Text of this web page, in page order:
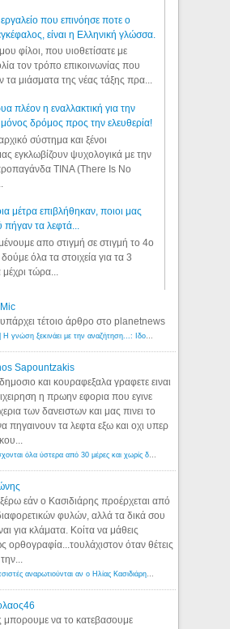
εργαλείο που επινόησε ποτε ο
είναι η Ελληνική γλώσσα.
φίλοι, που υιοθετίσατε με
τον τρόπο επικοινωνίας που
μιάσματα της νέας τάξης πρα...
πλέον η εναλλακτική για την
δρόμος προς την ελευθερία!
σύστημα και ξένοι
εγκλωβίζουν ψυχολογικά με την
TINA (There Is No
μέτρα επιβλήθηκαν, ποιοι μας
πήγαν τα λεφτά...
απο στιγμή σε στιγμή το 4ο
όλα τα στοιχεία για τα 3
τώρα...
τέτοιο άρθρο στο planetnews
Λόγιος Ερμής | Η γνώση ξεκινάει με την αναζήτηση...: Ιδού οι 18 που χρωστούν 11 δις ευρώ!
Sapountzakis
και κουραφεξαλα γραφετε ειναι
η πρωην εφορια που εγινε
των δανειστων και μας πινει το
πηγαινουν τα λεφτα εξω και οχι υπερ
Εφορία: Κατάσχονται όλα ύστερα από 30 μέρες και χωρίς δικαστικές αποφάσεις - Λόγιος Ερμής
εάν ο Κασιδιάρης προέρχεται από
φυλών, αλλά τα δικά σου
για κλάματα. Κοίτα να μάθεις
ορθογραφία...τουλάχιστον όταν θέτεις
Αμερικανοί ρατσιστές αναρωτιούνται αν ο Ηλίας Κασιδιάρης ανήκει στη λευκή φυλή... - Λόγιος Ερμής
μπορουμε να το κατεβασουμε